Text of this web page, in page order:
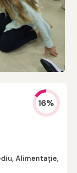
16%
Alimentație,